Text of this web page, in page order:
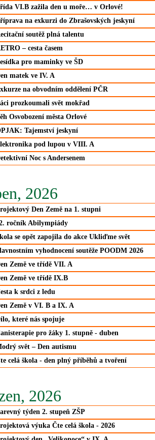
VI.B zažila den u moře… v Orlové!
na exkurzi do Zbrašovských jeskyní
soutěž plná talentu
– cesta časem
pro maminky ve ŠD
matek ve IV. A
na obvodním oddělení PČR
prozkoumali svět mokřad
Osvobození města Orlové
Tajemství jeskyní
pod lupou v VIII. A
Noc s Andersenem
2026
Den Země na 1. stupni
ročník Abilympiády
se opět zapojila do akce Ukliďme svět
vyhodnocení soutěže POODM 2026
Země ve třídě VII. A
Země ve třídě IX.B
k srdci z ledu
Země v VI. B a IX. A
které nás spojuje
pro žáky 1. stupně - duben
svět – Den autismu
celá škola - den plný příběhů a tvoření
2026
týden 2. stupeň ZŠP
výuka Čte celá škola - 2026